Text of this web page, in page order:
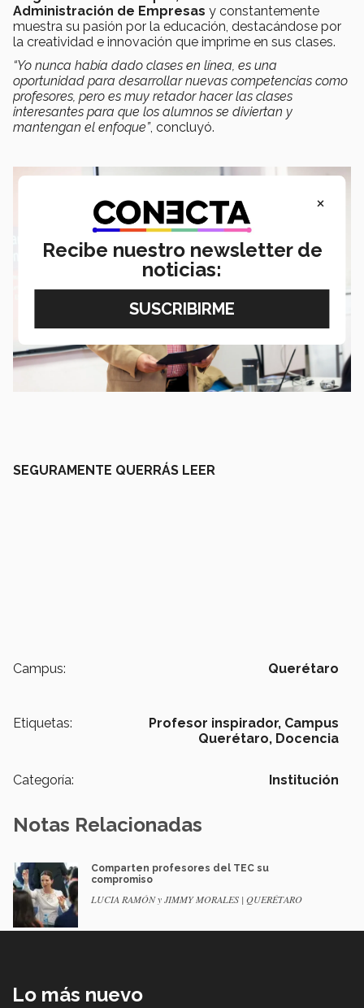
Administración de Empresas y constantemente
muestra su pasión por la educación, destacándose por
la creatividad e innovación que imprime en sus clases.
“Yo nunca había dado clases en línea, es una
oportunidad para desarrollar nuevas competencias como
profesores, pero es muy retador hacer las clases
interesantes para que los alumnos se diviertan y
mantengan el enfoque”, concluyó.
SEGURAMENTE QUERRÁS LEER
Campus: Querétaro
Etiquetas: Profesor inspirador, Campus
Querétaro, Docencia
Categoría: Institución
Notas Relacionadas
Comparten profesores del TEC su
compromiso
LUCIA RAMÓN y JIMMY MORALES | QUERÉTARO
Lo más nuevo
×
Recibe nuestro newsletter de
noticias: